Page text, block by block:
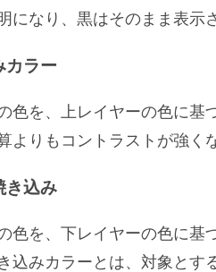
になり、黒はそのまま表示
カラー
色を、上レイヤーの色に基
よりもコントラストが強く
き込み
色を、下レイヤーの色に
込みカラーとは、対象とす